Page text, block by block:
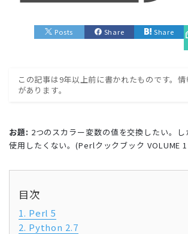
Posts Share Share
この記事は9年以上前に書かれたものです。
があります。
お題: 2つのスカラー変数の値を交換したい。
使用したくない。(Perlクックブック VOLUME
目次
1. Perl 5
2. Python 2.7